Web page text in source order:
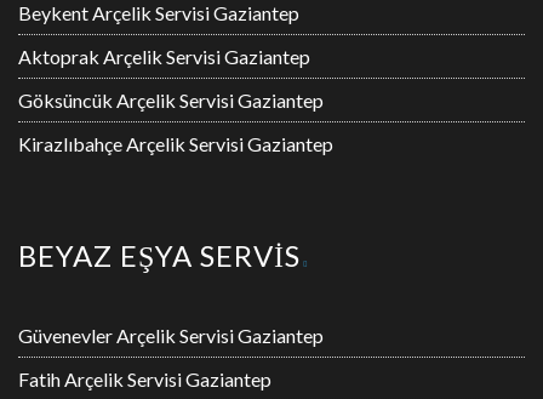
Beykent Arçelik Servisi Gaziantep
Aktoprak Arçelik Servisi Gaziantep
Göksüncük Arçelik Servisi Gaziantep
Kirazlıbahçe Arçelik Servisi Gaziantep
BEYAZ EŞYA SERVİS
Güvenevler Arçelik Servisi Gaziantep
Fatih Arçelik Servisi Gaziantep